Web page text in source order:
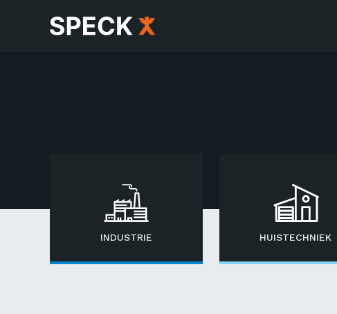
INDUSTRIE HUISTECHNIEK